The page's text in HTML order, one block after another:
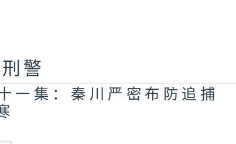
警
一集：秦川严密布防追捕